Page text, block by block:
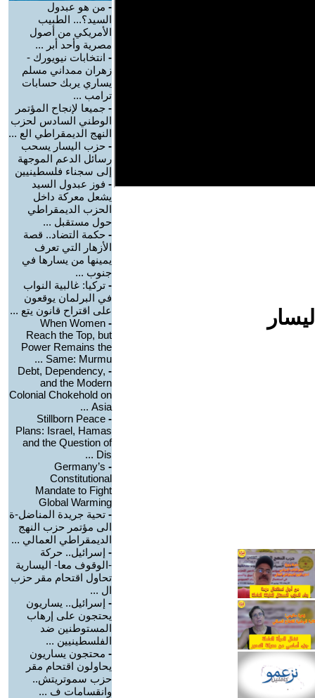
- من هو عبدول
السيد؟... الطبيب
الأمريكي من أصول
مصرية وأحد أبر ...
- انتخابات نيويورك -
زهران ممداني مسلم
يساري يربك حسابات
ترامب ...
- جميعا لإنجاح المؤتمر
الوطني السادس لحزب
النهج الديمقراطي الع ...
- حزب اليسار يسحب
رسائل الدعم الموجهة
إلى سجناء فلسطينيين
- فوز عبدول السيد
يشعل معركة داخل
الحزب الديمقراطي
حول مستقبل ...
- حكمة التضاد.. قصة
الأزهار التي تعرف
يمينها من يسارها في
جنوب ...
- تركيا: غالبية النواب
في البرلمان يوقعون
على اقتراح قانون يتع ...
-
When Women
Reach the Top, but
Power Remains the
Same: Murmu ...
-
Debt, Dependency,
and the Modern
Colonial Chokehold on
Asia ...
-
Stillborn Peace
Plans: Israel, Hamas
and the Question of
Dis ...
-
Germany’s
Constitutional
Mandate to Fight
Global Warming
- تحية جريدة المناضل-ة
الى مؤتمر حزب النهج
الديمقراطي العمالي ...
- إسرائيل.. حركة
-الوقوف معا- اليسارية
تحاول اقتحام مقر حزب
ال ...
- إسرائيل.. يساريون
يحتجون على إرهاب
المستوطنين ضد
الفلسطينيين ...
- محتجون يساريون
يحاولون اقتحام مقر
حزب سموتريتش..
وانقسامات ف ...